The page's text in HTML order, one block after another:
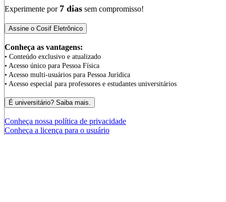
Experimente por 7 dias sem compromisso!
Conheça as vantagens:
• Conteúdo exclusivo e atualizado
• Acesso único para Pessoa Física
• Acesso multi-usuários para Pessoa Jurídica
• Acesso especial para professores e estudantes universitários
Conheça nossa política de privacidade
Conheça a licença para o usuário